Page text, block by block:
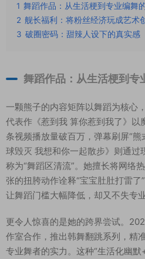
1 舞蹈作品：从生活梗到专业编舞
2 舰长福利：将粉丝经济玩成艺术
3 破圈密码：甜辣人设下的真实感
舞蹈作品：从生活梗到专
一颗熊子的内容矩阵以舞蹈为核心
代表作《惹到我 算你惹到我了》以
条视频播放量破百万，弹幕刷屏“
球毁灭 我想和你一起散步》则通过
称为“舞蹈区清流”。她擅长将网络
张的扭胯动作诠释“宝宝肚肚打雷了
让舞蹈门槛大幅降低，却又不失专
更令人惊喜的是她的跨界尝试。
作室合作，推出韩舞翻跳系列，精
专业舞者的实力。这种“生活化幽默